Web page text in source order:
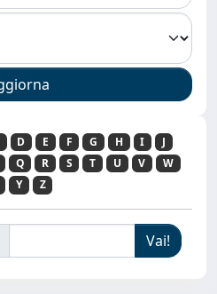
D E F G H I
J
Q R S T U V
W
Y Z